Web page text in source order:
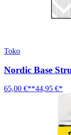
Toko
Nordic Base
65,00 €**44,95 €*